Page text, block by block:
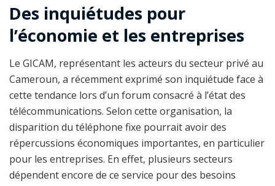
Des inquiétudes pour
l’économie et les entreprises
Le GICAM, représentant les acteurs du secteur privé au
Cameroun, a récemment exprimé son inquiétude face à
cette tendance lors d’un forum consacré à l’état des
télécommunications. Selon cette organisation, la
disparition du téléphone fixe pourrait avoir des
répercussions économiques importantes, en particulier
pour les entreprises. En effet, plusieurs secteurs
dépendent encore de ce service pour des besoins